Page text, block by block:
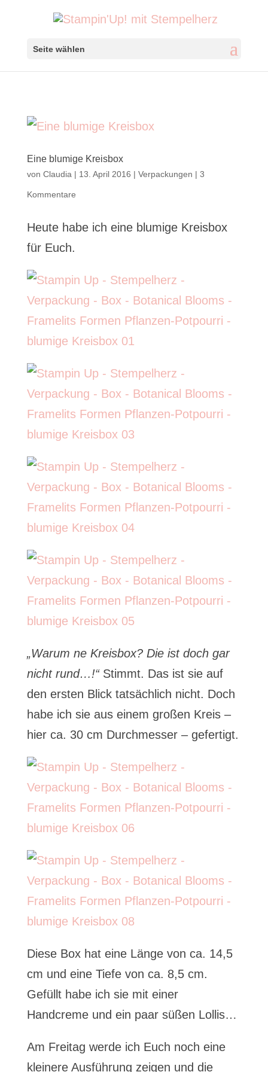
Seite wählen
Eine blumige Kreisbox
von Claudia | 13. April 2016 | Verpackungen | 3
Kommentare
Heute habe ich eine blumige Kreisbox
für Euch.
„Warum ne Kreisbox? Die ist doch gar
nicht rund…!“Stimmt. Das ist sie auf
den ersten Blick tatsächlich nicht. Doch
habe ich sie aus einem großen Kreis –
hier ca. 30 cm Durchmesser – gefertigt.
Diese Box hat eine Länge von ca. 14,5
cm und eine Tiefe von ca. 8,5 cm.
Gefüllt habe ich sie mit einer
Handcreme und ein paar süßen Lollis…
Am Freitag werde ich Euch noch eine
kleinere Ausführung zeigen und die